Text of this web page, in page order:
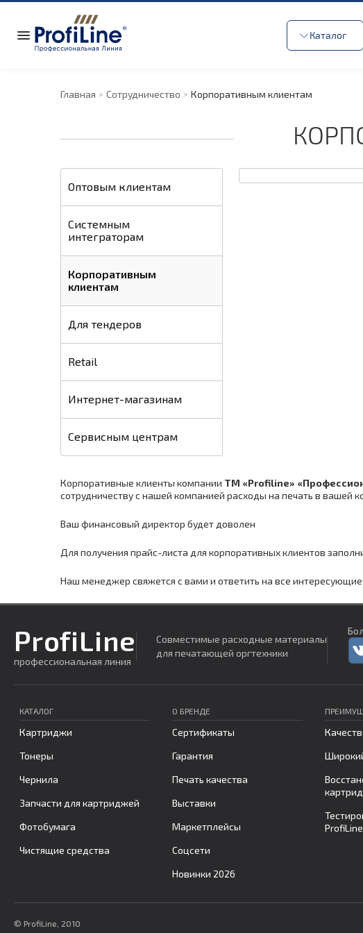
Каталог
Главная Сотрудничество Корпоративным клиентам
Оптовым клиентам
Системным
интеграторам
Корпоративным
клиентам
Для тендеров
Retail
Интернет-магазинам
Сервисным центрам
Корпоративные клиенты компании ТМ «Profiline»
сотрудничеству с нашей компанией расходы на печать в вашей
Ваш финансовый директор будет доволен
Для получения прайс-листа для корпоративных клиентов
Наш менеджер свяжется с вами и ответить на все
ProfiLine
профессиональная линия
Совместимые расходные материалы
для печатающей оргтехники
КАТАЛОГ
Картриджи
Тонеры
Чернила
Запчасти для картриджей
Фотобумага
Чистящие средства
О БРЕНДЕ
Сертификаты
Гарантия
Печать качества
Выставки
Маркетплейсы
Соцсети
Новинки 2026
ProfiLine
© ProfiLine, 2010